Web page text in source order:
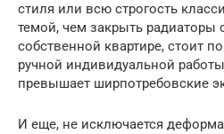
стиля или всю строгость
темой, чем закрыть радиаторы
собственной квартире, стоит
ручной индивидуальной
превышает ширпотребовские
И еще, не исключается